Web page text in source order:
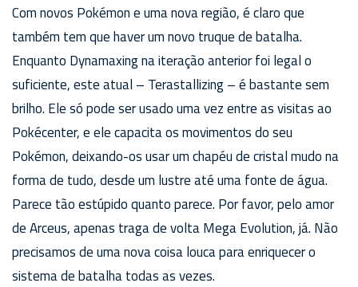
Com novos Pokémon e uma nova região, é claro que
também tem que haver um novo truque de batalha.
Enquanto Dynamaxing na iteração anterior foi legal o
suficiente, este atual – Terastallizing – é bastante sem
brilho. Ele só pode ser usado uma vez entre as visitas ao
Pokécenter, e ele capacita os movimentos do seu
Pokémon, deixando-os usar um chapéu de cristal mudo na
forma de tudo, desde um lustre até uma fonte de água.
Parece tão estúpido quanto parece. Por favor, pelo amor
de Arceus, apenas traga de volta Mega Evolution, já. Não
precisamos de uma nova coisa louca para enriquecer o
sistema de batalha todas as vezes.